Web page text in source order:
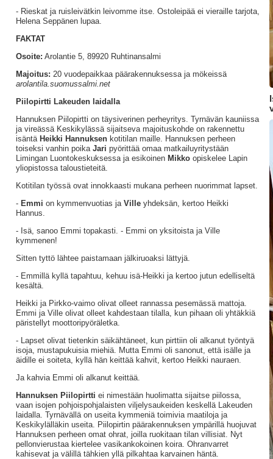
- Rieskat ja ruisleivätkin leivomme itse. Ostoleipää ei vieraille tarjota,
Helena Seppänen lupaa.
FAKTAT
Osoite: Arolantie 5, 89920 Ruhtinansalmi
Majoitus: 20 vuodepaikkaa päärakennuksessa ja mökeissä
arolantila.suomussalmi.net
Piilopirtti Lakeuden laidalla
Hannuksen Piilopirtti on täysiverinen perheyritys. Tyrnävän kauniissa
ja vireässä Keskikylässä sijaitseva majoituskohde on rakennettu
isäntä Heikki Hannuksenkotitilan maille. Hannuksen perheen
toiseksi vanhin poika Jari pyörittää omaa matkailuyritystään
Limingan Luontokeskuksessa ja esikoinen Mikkoopiskelee Lapin
yliopistossa taloustieteitä.
Kotitilan työssä ovat innokkaasti mukana perheen nuorimmat lapset.
- Emmi on kymmenvuotias ja Villeyhdeksän, kertoo Heikki
Hannus.
- Isä, sanoo Emmi topakasti. - Emmi on yksitoista ja Ville
kymmenen!
Sitten tyttö lähtee paistamaan jälkiruoaksi lättyjä.
- Emmillä kyllä tapahtuu, kehuu isä-Heikki ja kertoo jutun edelliseltä
kesältä.
Heikki ja Pirkko-vaimo olivat olleet rannassa pesemässä mattoja.
Emmi ja Ville olivat olleet kahdestaan tilalla, kun pihaan oli yhtäkkiä
päristellyt moottoripyöräletka.
- Lapset olivat tietenkin säikähtäneet, kun pirttiin oli alkanut työntyä
isoja, mustapukuisia miehiä. Mutta Emmi oli sanonut, että isälle ja
äidille ei soiteta, kyllä hän keittää kahvit, kertoo Heikki nauraen.
Ja kahvia Emmi oli alkanut keittää.
Hannuksen Piilopirtti ei nimestään huolimatta sijaitse piilossa,
vaan isojen pohjoispohjalaisten viljelysaukeiden keskellä Lakeuden
laidalla. Tyrnävällä on useita kymmeniä toimivia maatiloja ja
Keskikylälläkin useita. Piilopirtin päärakennuksen ympärillä huojuvat
Hannuksen perheen omat ohrat, joilla ruokitaan tilan villisiat. Nyt
pellonvierustaa kiertelee vasikankokoinen koira. Ohranvarret
kahisevat ja välillä tähkien yllä pilkahtaa karvainen häntä.